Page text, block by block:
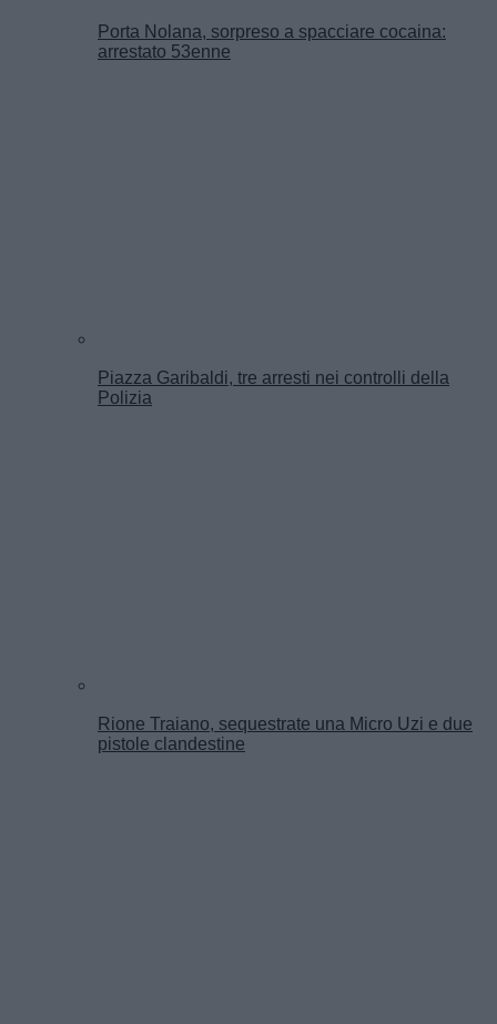
Porta Nolana, sorpreso a spacciare cocaina:
arrestato 53enne
Piazza Garibaldi, tre arresti nei controlli della
Polizia
Rione Traiano, sequestrate una Micro Uzi e due
pistole clandestine